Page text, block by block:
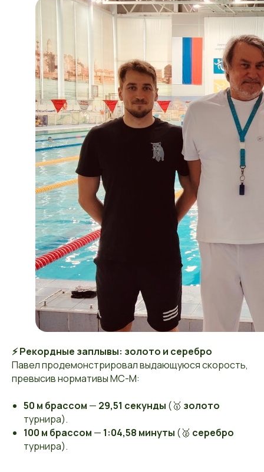
⚡ Рекордные заплывы: золото и серебро
Павел продемонстрировал выдающуюся скорость,
превысив нормативы МС-М:
50 м брассом — 29,51 секунды (🥇 золото
турнира).
100 м брассом — 1:04,58 минуты (🥈 серебро
турнира).